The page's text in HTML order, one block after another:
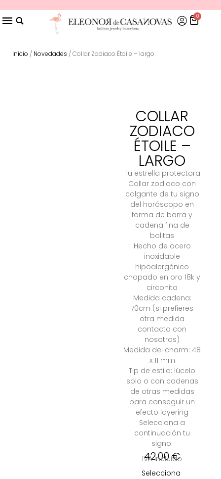
0
Inicio / Novedades / Collar Zodiaco Étoile – largo
COLLAR
ZODIACO
ÉTOILE –
LARGO
Tu estrella protectora
Collar zodiaco con
colgante de tu signo
del horóscopo en
forma de barra y
cadena fina de
bolitas
Hecho de acero
inoxidable
hipoalergénico
chapado en oro 18k y
circonita
Medida cadena:
70cm (si prefieres
otra medida
contacta con
nosotros)
Medida del charm: 48
x 11 mm
Tip de estilo: lúcelo
solo o con cadenas
de otras medidas
para conseguir un
efecto layering
Selecciona a
continuación tu
signo:
42,00€
IVA incluido
Selecciona